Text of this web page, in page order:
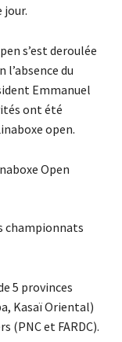
jour.
s’est deroulée
l’absence du
Emmanuel
ont été
open.
championnats
5 provinces
Kasaï Oriental)
(PNC et FARDC).